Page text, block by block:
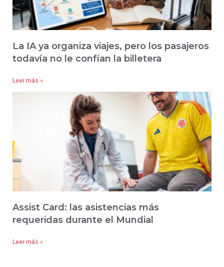
La IA ya organiza viajes, pero los pasajeros
todavía no le confían la billetera
Leer más »
Assist Card: las asistencias más
requeridas durante el Mundial
Leer más »